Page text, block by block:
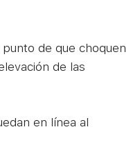
de que choquen
de las
en línea al